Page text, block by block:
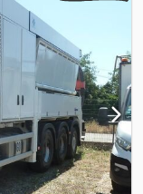
, largeur totale:
admissible sur essieu
par essieu (essieu
3): 10 500 kg,
, Année de
régulateur
, = Autres options et
à lames
toit -